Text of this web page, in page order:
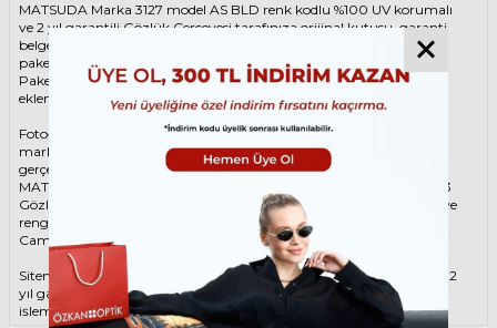
MATSUDA Marka 3127 model AS BLD renk kodlu %100 UV korumalı
ve 2 yıl garantili Gözlük Çerçevesi tarafınıza orijinal kutusu, garanti
belgesi ve adınıza düzenlenmiş faturası ile birlikte özenle
paketlenerek kargoya teslim edilir.
Paketinize ek olarak silme bezi ve temizleme spreyi ücretsiz olarak
eklenmektedir.
Fotoğraftaki Gözlük Çerçevesi kutusu gösterim amaçlı olup
markanın orijinal alternatiflerinden gönderim
gerçekleştirilebilmektedir.
MATSUDA Unisex Mavi Gözlük ÇerçevesiMATSUDA 3127 AS BLD 43
Gözlük Çerçevesi çerçeve şekli Yuvarlak, hammaddesi Asetat, çerçeve
rengi Mavi renktir.
Camlar %100 korumalı renkli camların materyali ‘dir.
Sitemizden alacağınız MATSUDA Gözlük Çerçevesi %100 orijinal ve 2
yıl garantilidir. Garanti kapsamındaki tüm parça değişim ve tamir
işlemleriniÖZKAN OPTİKmağazalarından ücretsiz olarak destek